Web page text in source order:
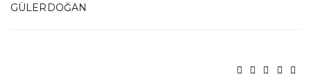
GÜLERDOĞAN